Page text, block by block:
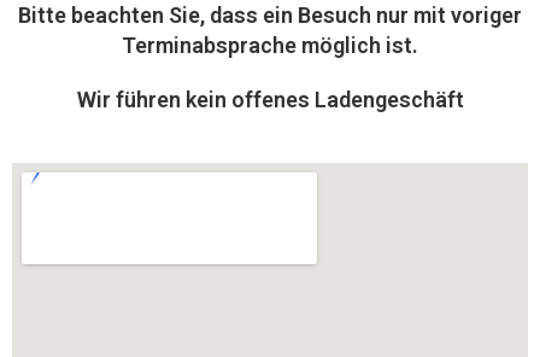
Bitte beachten Sie, dass ein Besuch nur mit voriger
Terminabsprache möglich ist.
Wir führen kein offenes Ladengeschäft